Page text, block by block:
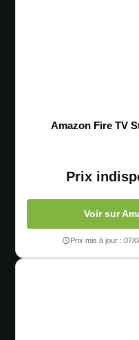
Amazon Fire TV
Prix
Voir sur
Prix mis à jour : 07/